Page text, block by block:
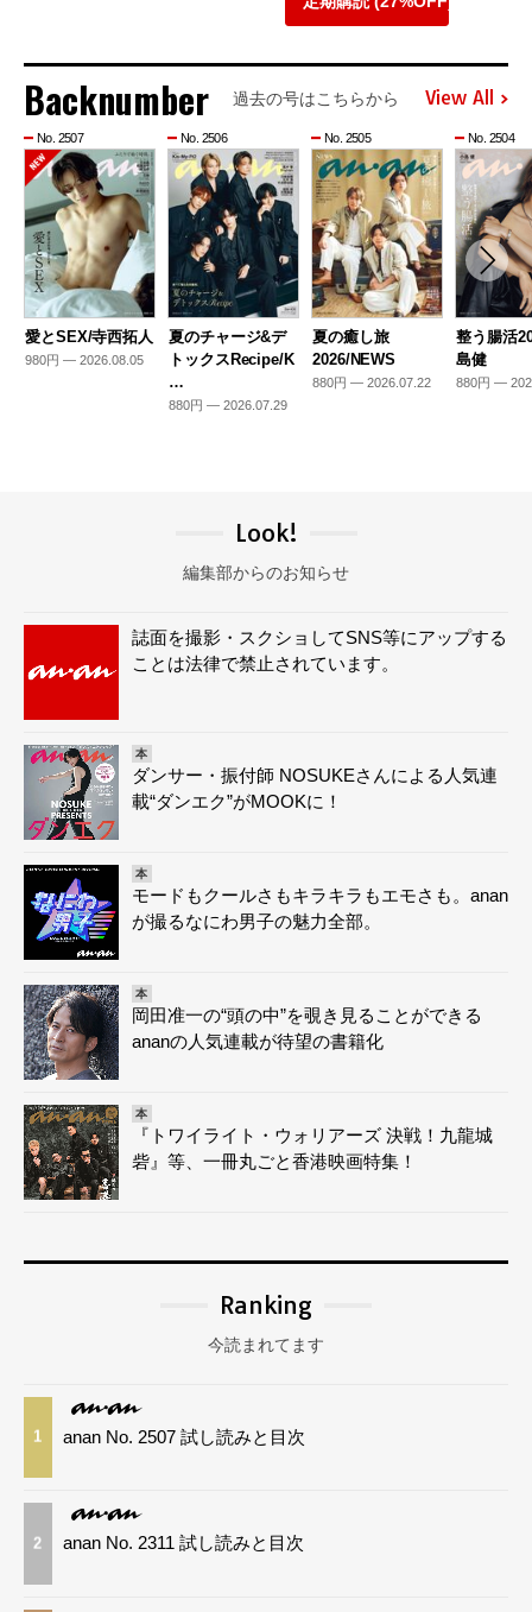
Backnumber 過去の号はこちらから View All
No. 2507
愛とSEX/寺西拓人
980円 — 2026.08.05
No. 2506
夏のチャージ&デ
トックスRecipe/K
…
880円 — 2026.07.29
No. 2505
夏の癒し旅
2026/NEWS
880円 — 2026.07.22
No. 2504
整う腸活
島健
880円 —
Look!
編集部からのお知らせ
誌面を撮影・スクショしてSNS等にアップする
ことは法律で禁止されています。
本
ダンサー・振付師 NOSUKEさんによる人気連
載“ダンエク”がMOOKに！
本
モードもクールさもキラキラもエモさも。anan
が撮るなにわ男子の魅力全部。
本
岡田准一の“頭の中”を覗き見ることができる
ananの人気連載が待望の書籍化
本
『トワイライト・ウォリアーズ 決戦！九龍城
砦』等、一冊丸ごと香港映画特集！
Ranking
今読まれてます
1 anan No. 2507 試し読みと目次
2 anan No. 2311 試し読みと目次